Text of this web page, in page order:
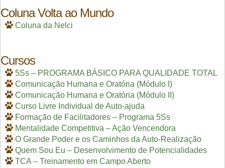
Coluna Volta ao Mundo
Coluna da Nelci
Cursos
5Ss – PROGRAMA BÁSICO PARA QUALIDADE TOTAL
Comunicação Humana e Oratória (Módulo I)
Comunicação Humana e Oratória (Módulo II)
Curso Livre Individual de Auto-ajuda
Formação de Facilitadores – Programa 5Ss
Mentalidade Competitiva – Ação Vencendora
O Grande Poder e os Caminhos da Auto-Realização
Quem Sou Eu – Desenvolvimento de Potencialidades
TCA – Treinamento em Campo Aberto